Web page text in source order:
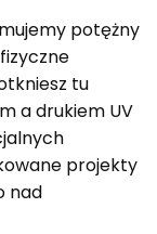
potężny
tu
a drukiem UV
projekty
nad